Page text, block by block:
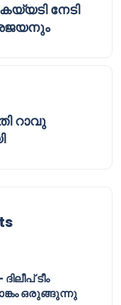
നേടി
റാവു
ടീം
ഒരുങ്ങുന്നു